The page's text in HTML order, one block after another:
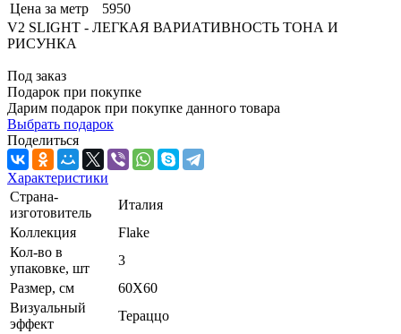
Цена за метр
5950
V2 SLIGHT - ЛЕГКАЯ ВАРИАТИВНОСТЬ ТОНА И
РИСУНКА
Под заказ
Подарок при покупке
Дарим подарок при покупке данного товара
Выбрать подарок
Поделиться
Характеристики
Страна-
изготовитель
Италия
Коллекция
Flake
Кол-во в
упаковке, шт
3
Размер, см
60X60
Визуальный
эффект
Тераццо